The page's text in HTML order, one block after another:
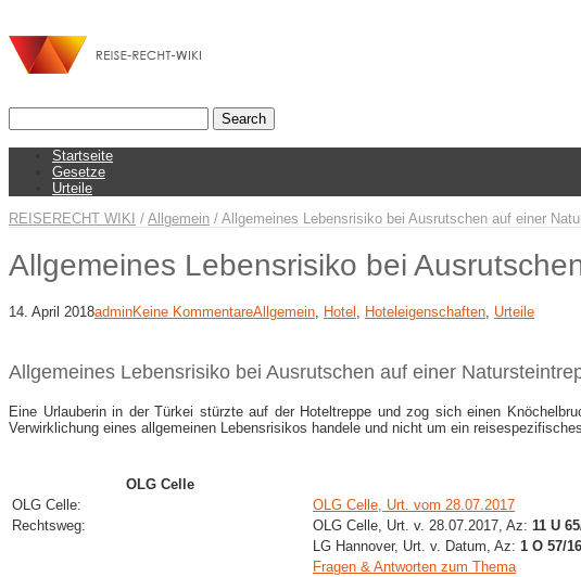
Startseite
Gesetze
Urteile
REISERECHT WIKI / Allgemein / Allgemeines Lebensrisiko bei Ausrutschen auf einer
Allgemeines Lebensrisiko bei
14. April 2018adminKeine KommentareAllgemein Hotel Hoteleigenschaften Urteile
Allgemeines Lebensrisiko bei Ausrutschen auf einer
Eine Urlauberin in der Türkei stürzte auf der Hoteltreppe und zog sich einen
Verwirklichung eines allgemeinen Lebensrisikos handele und nicht um ein
OLG Celle
OLG Celle:
OLG Celle, Urt. vom 28.07.2017
Rechtsweg:
OLG Celle, Urt. v. 28.07.2017, Az: 11 U
LG Hannover, Urt. v. Datum, Az: 1 O 57/16
Fragen & Antworten zum Thema